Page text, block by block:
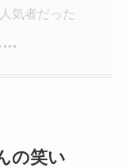
気者だった
の笑い